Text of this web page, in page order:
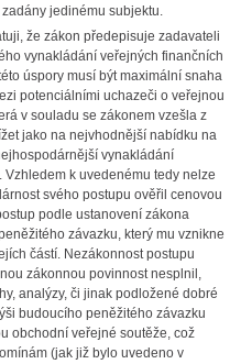
jedinému subjektu.
že zákon předepisuje zadavateli
vynakládání veřejných finančních
úspory musí být maximální snaha
potenciálními uchazeči o veřejnou
v souladu se zákonem vzešla z
jako na nejvhodnější nabídku na
vynakládání
k uvedenému tedy nelze
svého postupu ověřil cenovou
podle ustanovení zákona
závazku, který mu vznikne
částí. Nezákonnost postupu
zákonnou povinnost nesplnil,
analýzy, či jinak podložené dobré
budoucího peněžitého závazku
obchodní veřejné soutěže, což
(jak již bylo uvedeno v